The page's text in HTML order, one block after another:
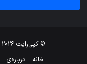
وارد
© کپی‌رایت 2026
خانه
درباره‌ی